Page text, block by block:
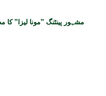
مشہور پینٹنگ "مونا لیزا" کا